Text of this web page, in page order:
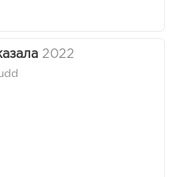
2022